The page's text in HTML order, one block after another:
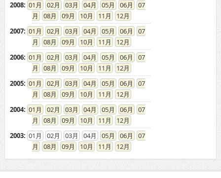
2008: 01 02 03 04 05 06
07
08
09 10 11
12
2007: 01 02 03 04 05 06
07
08
09 10 11
12
2006: 01 02 03 04 05 06
07
08
09 10 11
12
2005: 01 02 03 04 05 06
07
08
09 10 11
12
2004: 01 02 03 04 05 06
07
08
09 10 11
12
2003: 01 02 03 04 05 06
07
08
09 10 11 12